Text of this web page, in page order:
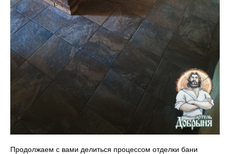
Продолжаем с вами делиться процессом отделки бани